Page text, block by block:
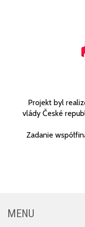
Projekt byl
vlády České
Zadanie
MENU